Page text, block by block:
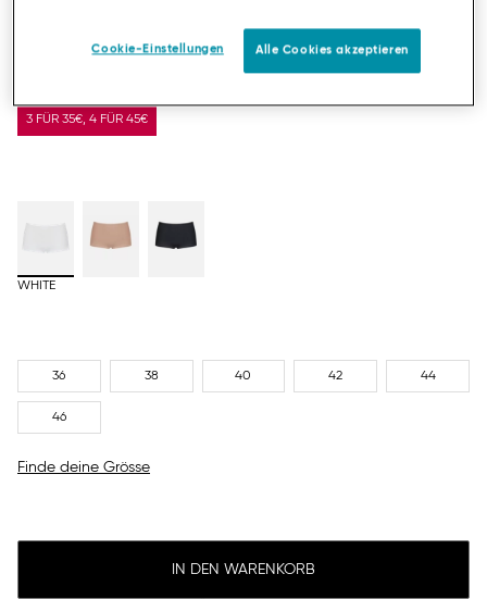
3 FÜR 35€, 4 FÜR 45€
WHITE
36 38 40 42 44
46
Finde deine Grösse
IN DEN WARENKORB
Cookie-Einstellungen Alle Cookies akzeptieren